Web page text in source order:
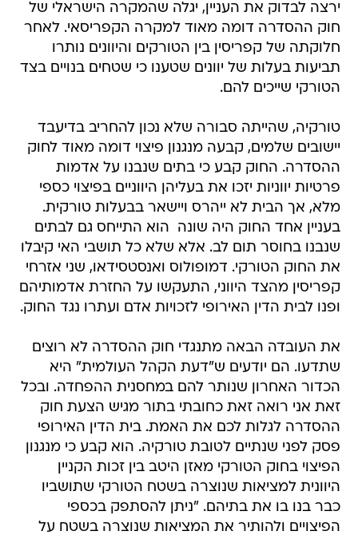
ירצה לבדוק את העניין, יגלה שהמקרה הישראלי של
חוק ההסדרה דומה מאוד למקרה הקפריסאי. לאחר
חלוקתה של קפריסין בין הטורקים והיוונים נותרו
תביעות בעלות של יוונים שטענו כי שטחים בנויים בצד
הטורקי שייכים להם.
טורקיה, שהייתה סבורה שלא נכון להחריב בדיעבד
יישובים שלמים, קבעה מנגנון פיצוי דומה מאוד לחוק
ההסדרה. החוק קבע כי בתים שנבנו על אדמות
פרטיות יווניות יזכו את בעליהן היווניים בפיצוי כספי
מלא, אך הבית לא ייהרס ויישאר בבעלות טורקית.
בעניין אחד החוק היה שונה  הוא התייחס גם לבתים
שנבנו בחוסר תום לב. אלא שלא כל תושבי האי קיבלו
את החוק הטורקי. דמופולוס ואנסטסידאו, שני אזרחי
קפריסין מהצד היווני, התעקשו על החזרת אדמותיהם
ופנו לבית הדין האירופי לזכויות אדם ועתרו נגד החוק.
את העובדה הבאה מתנגדי חוק ההסדרה לא רוצים
שתדעו. הם יודעים ש"דעת הקהל העולמית" היא
הכדור האחרון שנותר להם במחסנית ההפחדה. ובכל
זאת אני רואה זאת כחובתי בתור מגיש הצעת חוק
ההסדרה לגלות לכם את האמת. בית הדין האירופי
פסק לפני שנתיים לטובת טורקיה. הוא קבע כי מנגנון
הפיצוי בחוק הטורקי מאזן היטב בין זכות הקניין
היוונית למציאות שנוצרה בשטח הטורקי שתושביו
כבר בנו בו את בתיהם. "ניתן להסתפק בכספי
הפיצויים ולהותיר את המציאות שנוצרה בשטח על